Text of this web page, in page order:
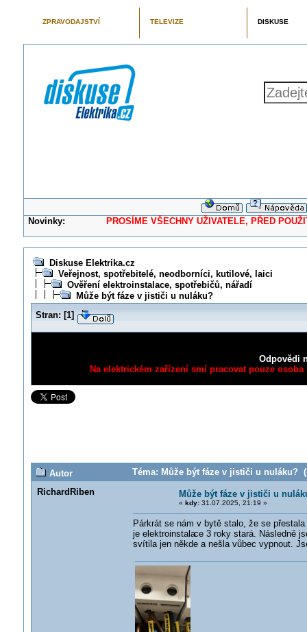
ZPRAVODAJSTVÍ TELEVIZE DISKUSE
Novinky: PROSÍME VŠECHNY UŽIVATELE, PŘED
Diskuse Elektrika.cz
Veřejnost, spotřebitelé, neodborníci, kutilové, laici
Ověření elektroinstalace, spotřebičů, nářadí
Může být fáze v jističi u nuláku?
Stran: [1]
Odpovědi
Na elektrickém zařízení smí pracovat pouze
Autor
Téma: Může být fáze v jističi u nuláku?
RichardRiben
Může být fáze v jističi u
« kdy:31.07.2025, 21:19 »
Párkrát se nám v bytě stalo, že se
je elektroinstalace 3 roky stará. Následně
svítila jen někde a nešla vůbec vypnout.